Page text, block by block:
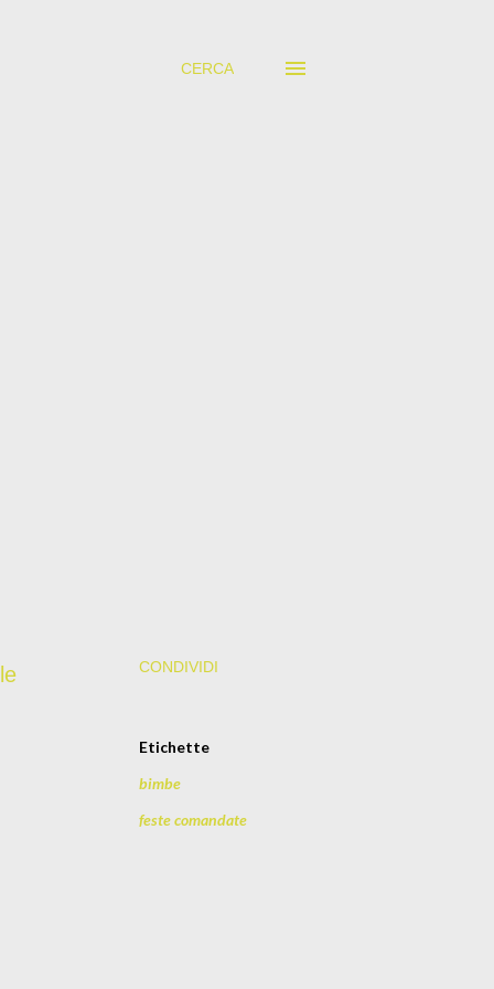
CERCA
CONDIVIDI
Etichette
bimbe
feste comandate